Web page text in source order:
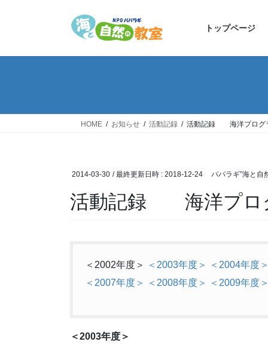
トップページ
HOME お知らせ 活動記録 活動記録 海洋プログ
2014-03-30 / 最終更新日時 : 2018-12-24 パパラギ”海と自
活動記録 海洋プロ
＜2002年度＞ ＜2003年度＞
＜2004年度
＜2007年度＞
＜2008年度＞ ＜2009年度
＜2003年度＞